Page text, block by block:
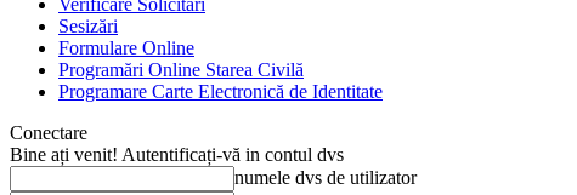
Verificare Solicitări
Sesizări
Formulare Online
Programări Online Starea Civilă
Programare Carte Electronică de Identitate
Conectare
Bine ați venit! Autentificați-vă in contul dvs
numele dvs de utilizator